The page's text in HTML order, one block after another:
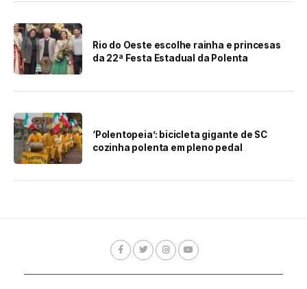
Rio do Oeste escolhe rainha e princesas
da 22ª Festa Estadual da Polenta
‘Polentopeia’: bicicleta gigante de SC
cozinha polenta em pleno pedal